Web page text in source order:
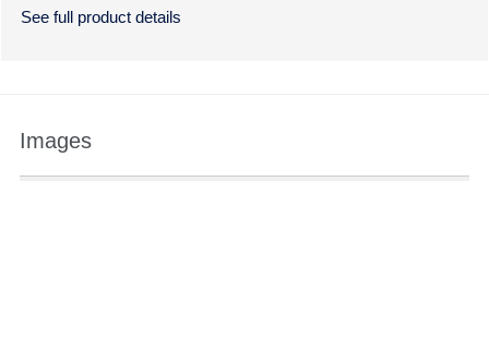
See full product details
Images